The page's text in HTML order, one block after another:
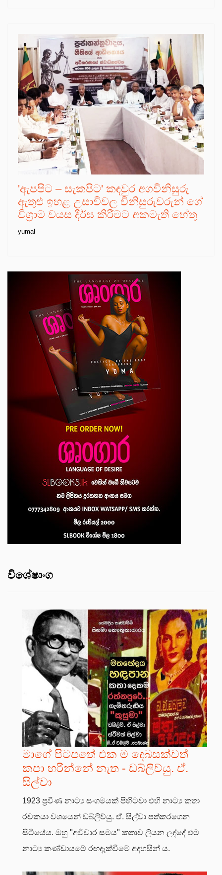
'ඇපපිට – සැකපිට' කඳවුර අගවිනිසුරු
ඇතුළු ඉහළ උසාවිවල විනිසුරුවරුන් ගේ
විශ්‍රාම වයස දීර්ඝ කිරීමට අකමැති හේතු
yumal
විශේෂාංග
මාගේ පිටපතේ එක ම දෙබසක්වත්
කපා හරින්නේ නැත - ඩබ්ලිව්යු. ඒ.
සිල්වා
1923 ප්‍රවීණ නාට්‍ය සංගමයක් පිහිටවා එහි නාට්‍ය කතා
රචකයා වශයෙන් ඩබ්ලිව්යු. ඒ. සිල්වා පත්කරගෙන
සිටියේය. ඔහු "අවිචාර සමය" කතාව ලියන ලද්දේ එම
නාට්‍ය කණ්ඩායමේ රඟදැක්වීමේ අදහසින් ය.